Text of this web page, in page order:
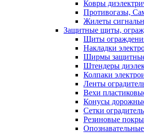
Ковры
Противогазы,
Жилеты
Защитные щиты,
Щиты
Накладки
Ширмы
Штендеры
Колпаки
Ленты
Вехи
Конусы
Сетки
Резиновые